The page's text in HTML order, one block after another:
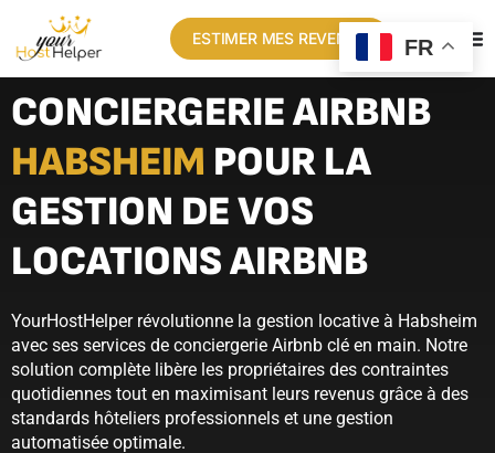
ESTIMER MES REVENUS
CONCIERGERIE AIRBNB
HABSHEIM POUR LA
GESTION DE VOS
LOCATIONS AIRBNB
YourHostHelper révolutionne la gestion locative à Habsheim
avec ses services de conciergerie Airbnb clé en main. Notre
solution complète libère les propriétaires des contraintes
quotidiennes tout en maximisant leurs revenus grâce à des
standards hôteliers professionnels et une gestion
automatisée optimale.
FR